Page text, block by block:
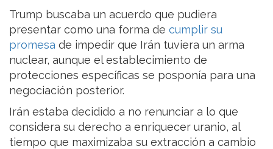
Trump buscaba un acuerdo que pudiera
presentar como una forma de cumplir su
promesa de impedir que Irán tuviera un arma
nuclear, aunque el establecimiento de
protecciones específicas se posponía para una
negociación posterior.
Irán estaba decidido a no renunciar a lo que
considera su derecho a enriquecer uranio, al
tiempo que maximizaba su extracción a cambio